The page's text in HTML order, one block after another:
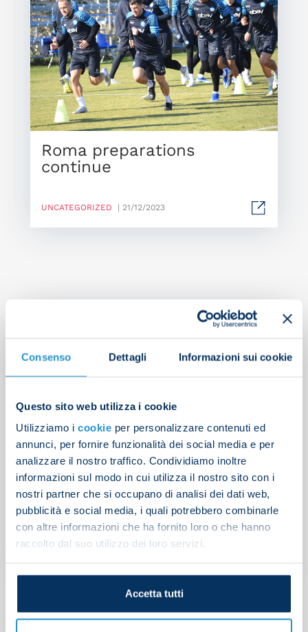
Consenso Dettagli Informazioni sui cookie
Questo sito web utilizza i cookie
Utilizziamo i cookie per personalizzare contenuti ed
annunci, per fornire funzionalità dei social media e per
analizzare il nostro traffico. Condividiamo inoltre
informazioni sul modo in cui utilizza il nostro sito con i
nostri partner che si occupano di analisi dei dati web,
pubblicità e social media, i quali potrebbero combinarle
con altre informazioni che ha fornito loro o che hanno
raccolto dal suo utilizzo dei loro servizi.
Accetta tutti
Roma preparations
continue
UNCATEGORIZED | 21/12/2023
Rapuano to referee
Salernitana v Napoli